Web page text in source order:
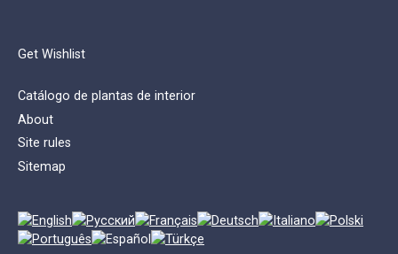
Get Wishlist
Catálogo de plantas de interior
About
Site rules
Sitemap